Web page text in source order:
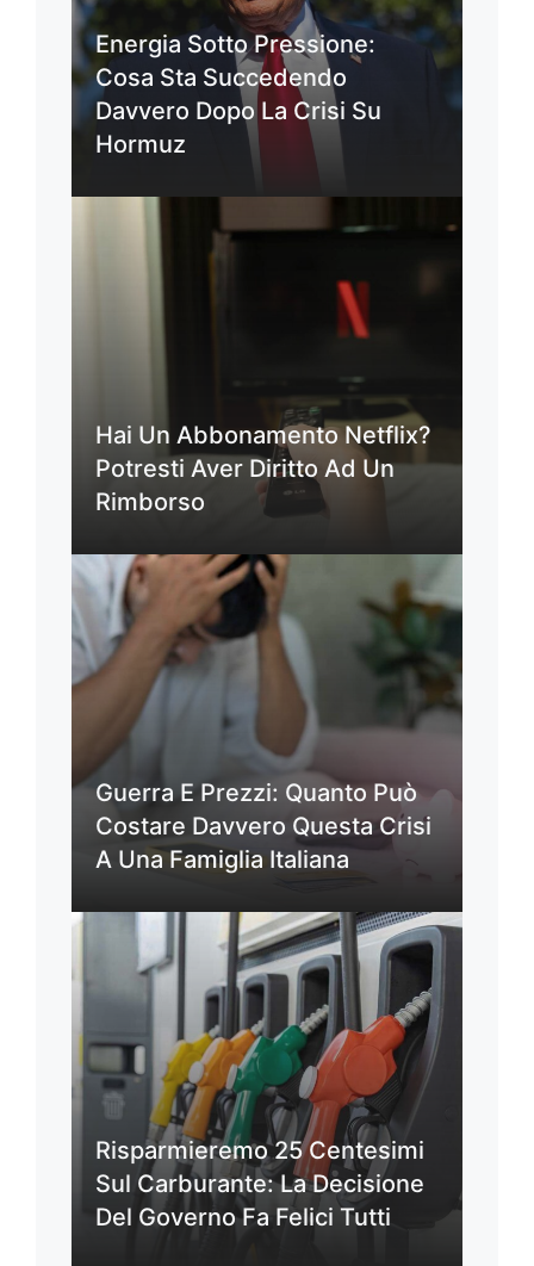
Energia Sotto Pressione:
Cosa Sta Succedendo
Davvero Dopo La Crisi Su
Hormuz
Hai Un Abbonamento Netflix?
Potresti Aver Diritto Ad Un
Rimborso
Guerra E Prezzi: Quanto Può
Costare Davvero Questa Crisi
A Una Famiglia Italiana
Risparmieremo 25 Centesimi
Sul Carburante: La Decisione
Del Governo Fa Felici Tutti